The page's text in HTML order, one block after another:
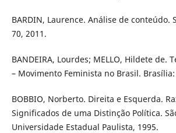
BARDIN, Laurence. Análise de conteúdo.
70, 2011.
BANDEIRA, Lourdes; MELLO, Hildete de.
– Movimento Feminista no Brasil. Brasília:
BOBBIO, Norberto. Direita e Esquerda.
Significados de uma Distinção Política.
Universidade Estadual Paulista, 1995.